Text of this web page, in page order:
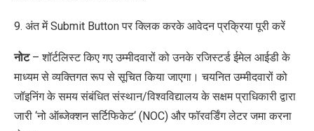
9. अंत मेंSubmit Buttonपर क्लिक करके आवेदन प्रक्रिया पूरी करें
नोट –शॉर्टलिस्ट किए गए उम्मीदवारों को उनके रजिस्टर्ड ईमेल आईडी के
माध्यम से व्यक्तिगत रूप से सूचित किया जाएगा। चयनित उम्मीदवारों को
जॉइनिंग के समय संबंधित संस्थान/विश्वविद्यालय के सक्षम प्राधिकारी द्वारा
जारी ‘नो ऑब्जेक्शन सर्टिफिकेट‘ (NOC) और फॉरवर्डिंग लेटर जमा करना